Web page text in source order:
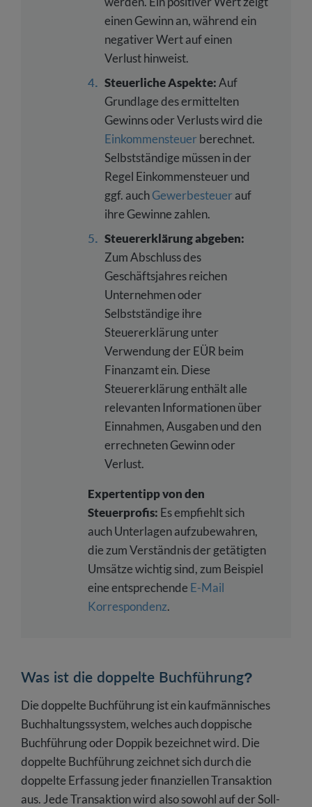
einen Gewinn an, während ein
negativer Wert auf einen
Verlust hinweist.
Steuerliche Aspekte:Auf
Grundlage des ermittelten
Gewinns oder Verlusts wird die
Einkommensteuerberechnet.
Selbstständige müssen in der
Regel Einkommensteuer und
ggf. auchGewerbesteuerauf
ihre Gewinne zahlen.
Steuererklärung abgeben:
Zum Abschluss des
Geschäftsjahres reichen
Unternehmen oder
Selbstständige ihre
Steuererklärung unter
Verwendung der EÜR beim
Finanzamt ein. Diese
Steuererklärung enthält alle
relevanten Informationen über
Einnahmen, Ausgaben und den
errechneten Gewinn oder
Verlust.
Expertentipp von den
Steuerprofis: Es empfiehlt sich
auch Unterlagen aufzubewahren,
die zum Verständnis der getätigten
Umsätze wichtig sind, zum Beispiel
eine entsprechende E-Mail
Korrespondenz.
Was ist die doppelte Buchführung?
Die doppelte Buchführung ist ein kaufmännisches
Buchhaltungssystem, welches auch doppische
Buchführung oder Doppik bezeichnet wird. Die
doppelte Buchführung zeichnet sich durch die
doppelte Erfassung jeder finanziellen Transaktion
aus. Jede Transaktion wird also sowohl auf der Soll-